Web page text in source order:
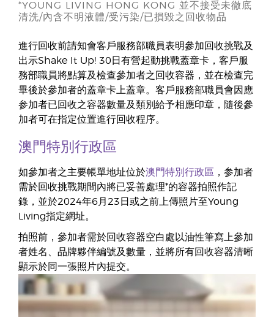
*YOUNG LIVING HONG KONG 並不接受未徹底
清洗/內含不明液體/受污染/已損毀之回收物品
進行回收前請知會客戶服務部職員表明參加回收挑戰及
出示Shake It Up! 30日有營起動挑戰蓋章卡，客戶服
務部職員將點算及檢查參加者之回收容器，並在檢查完
畢後於參加者的蓋章卡上蓋章。客戶服務部職員會因應
参加者已回收之容器數量及類別給予相應印章，隨後參
加者可在指定位置進行回收程序。
澳門特別行政區
如參加者之主要帳單地址位於澳門特別行政區 ，参加者
需於回收挑戰期間內將已妥善處理*的容器拍照作記
錄，並於2024年6月23日或之前上傳照片至Young
Living指定網址。
拍照前，參加者需於回收容器空白處以油性筆寫上參加
者姓名、品牌夥伴編號及數量，並將所有回收容器清晰
顯示於同一張照片內提交。